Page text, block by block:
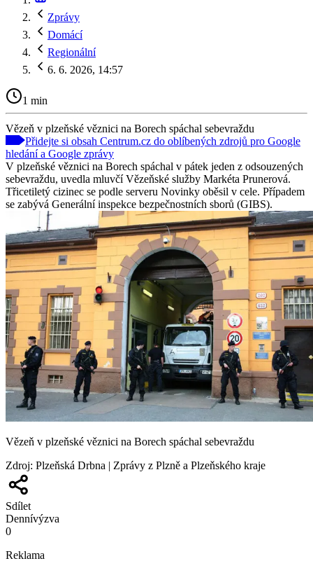
Zprávy
Domácí
Regionální
6. 6. 2026, 14:57
1 min
Vězeň v plzeňské věznici na Borech spáchal sebevraždu
Přidejte si obsah Centrum.cz do oblíbených zdrojů pro Google
hledání a Google zprávy
V plzeňské věznici na Borech spáchal v pátek jeden z odsouzených
sebevraždu, uvedla mluvčí Vězeňské služby Markéta Prunerová.
Třicetiletý cizinec se podle serveru Novinky oběsil v cele. Případem
se zabývá Generální inspekce bezpečnostních sborů (GIBS).
Vězeň v plzeňské věznici na Borech spáchal sebevraždu
Zdroj: Plzeňská Drbna | Zprávy z Plzně a Plzeňského kraje
Sdílet
Dennívýzva
0
Reklama